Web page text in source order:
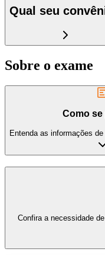
Qual seu
Sobre o exame
Como se
Entenda as informações
Confira a necessidade